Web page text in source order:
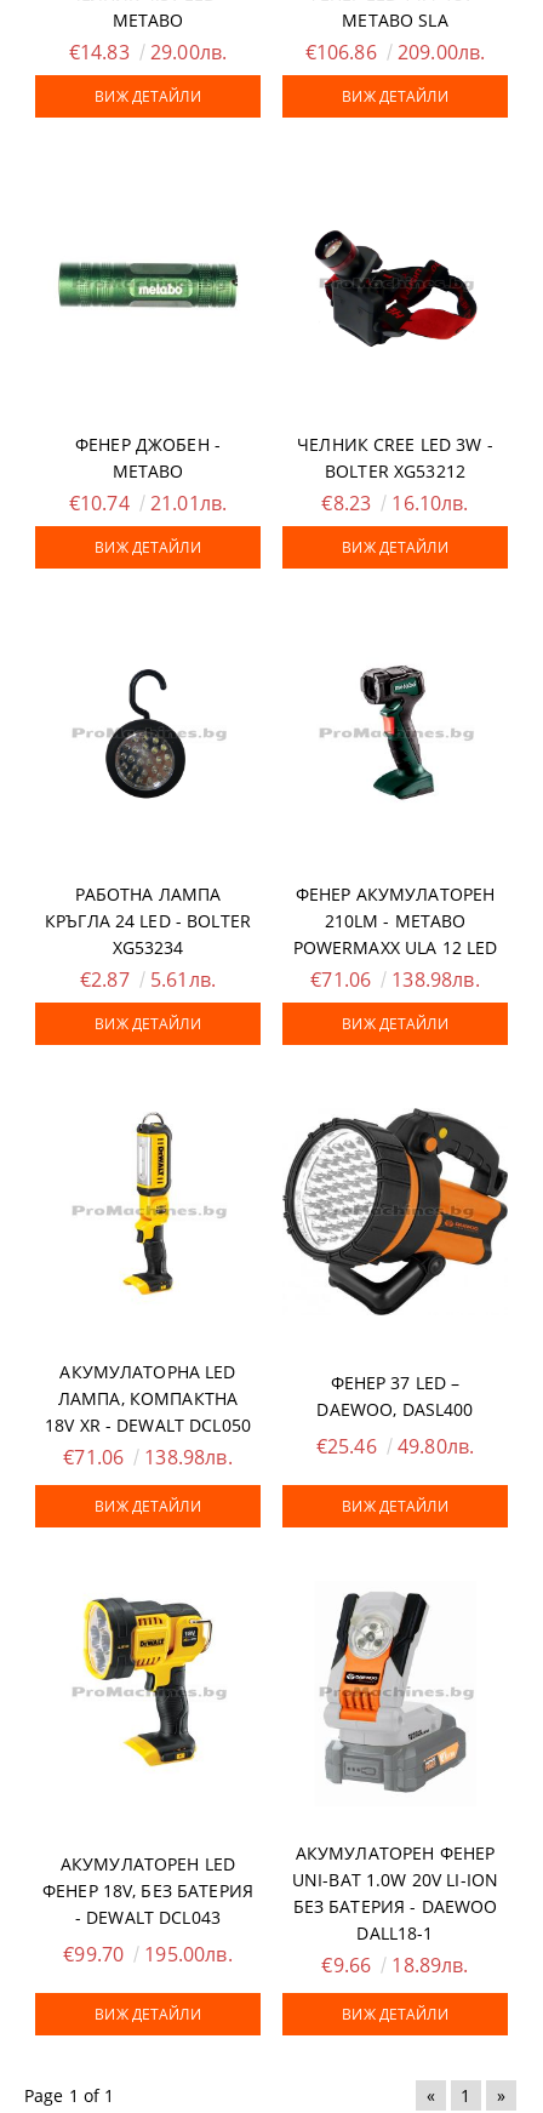
METABO
€14.83 29.00лв.
ВИЖ ДЕТАЙЛИ
METABO SLA
€106.86 209.00лв.
ВИЖ ДЕТАЙЛИ
ФЕНЕР ДЖОБЕН -
METABO
€10.74 21.01лв.
ВИЖ ДЕТАЙЛИ
ЧЕЛНИК CREE LED 3W -
BOLTER XG53212
€8.23 16.10лв.
ВИЖ ДЕТАЙЛИ
РАБОТНА ЛАМПА
КРЪГЛА 24 LED - BOLTER
XG53234
€2.87 5.61лв.
ВИЖ ДЕТАЙЛИ
ФЕНЕР АКУМУЛАТОРЕН
210LM - METABO
POWERMAXX ULA 12 LED
€71.06 138.98лв.
ВИЖ ДЕТАЙЛИ
АКУМУЛАТОРНА LED
ЛАМПА, КОМПАКТНА
18V XR - DEWALT DCL050
€71.06 138.98лв.
ВИЖ ДЕТАЙЛИ
ФЕНЕР 37 LED –
DAEWOO, DASL400
€25.46 49.80лв.
ВИЖ ДЕТАЙЛИ
АКУМУЛАТОРЕН LED
ФЕНЕР 18V, БЕЗ БАТЕРИЯ
- DEWALT DCL043
€99.70 195.00лв.
ВИЖ ДЕТАЙЛИ
AКУМУЛАТОРЕН ФЕНЕР
UNI-BAT 1.0W 20V LI-ION
БЕЗ БАТЕРИЯ - DAEWOO
DALL18-1
€9.66 18.89лв.
ВИЖ ДЕТАЙЛИ
Page 1 of 1 « 1 »